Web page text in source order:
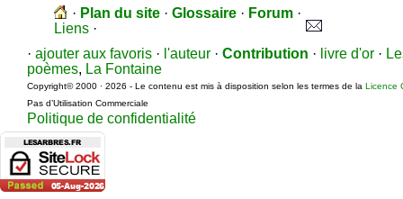
· Plan du site · Glossaire · Forum ·
Liens ·
· ajouter aux favoris · l'auteur · Contribution · livre d'or ·
poèmes, La Fontaine
Copyright© 2000 · 2026 - Le contenu est mis à disposition selon les termes de la Licence
Pas d’Utilisation Commerciale
Politique de confidentialité